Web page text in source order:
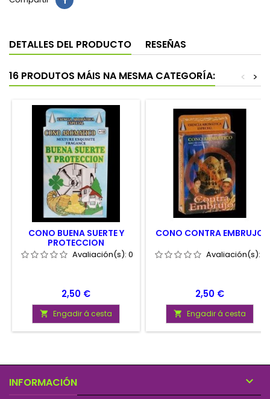
DETALLES DEL PRODUCTO RESEÑAS
16 PRODUTOS MÁIS NA MESMA CATEGORÍA: >
<
CONO BUENA SUERTE Y
PROTECCION
Avaliación(s): 0
Prezo
2,50 €
 Engadir á cesta
CONO CONTRA EMBRUJO
Avaliación(s):
Prezo
2,50 €
 Engadir á cesta
INFORMACIÓN 